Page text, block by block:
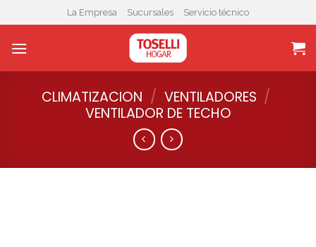
to
content
La Empresa Sucursales Servicio técnico
CLIMATIZACION / VENTILADORES /
VENTILADOR DE TECHO